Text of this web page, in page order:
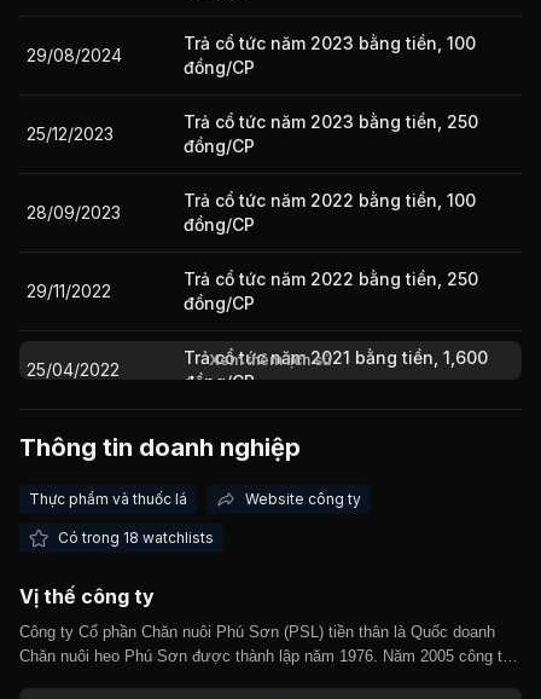
Giá trị giao dịch nhà đầu tư nước ngoài 10 phiên gần nhất
29/08/2024
Trả cổ tức năm 2023 bằng tiền, 100
đồng/CP
25/12/2023
Trả cổ tức năm 2023 bằng tiền, 250
đồng/CP
28/09/2023
Trả cổ tức năm 2022 bằng tiền, 100
đồng/CP
29/11/2022
Trả cổ tức năm 2022 bằng tiền, 250
đồng/CP
25/04/2022
Trả cổ tức năm 2021 bằng tiền, 1,600
đồng/CP
15/07/2021 Cổ tức bằng Tiền, tỷ lệ 20%
17/09/2020
08/08/2019
Xem thêm lịch sử
Thông tin doanh nghiệp
Thực phẩm và thuốc lá Website công ty
Có trong 18 watchlists
Vị thế công ty
Công ty Cổ phần Chăn nuôi Phú Sơn (PSL) tiền thân là Quốc doanh
Chăn nuôi heo Phú Sơn được thành lập năm 1976. Năm 2005 công ty